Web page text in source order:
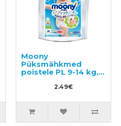
Moony
Püksmähkmed
poistele PL 9-14 kg,
tootenäidis 3tk
2.49€